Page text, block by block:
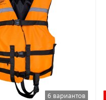
6 вариантов